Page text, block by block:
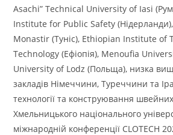
Asachi” Technical University of Iasi
Institute for Public Safety
Monastir (Туніс), Ethiopian Institute of
Technology (Ефіопія), Menoufia
University of Lodz (Польща), низка
закладів Німеччини, Туреччини та
технології та конструювання
Хмельницького національного
міжнародній конференції CLOTECH